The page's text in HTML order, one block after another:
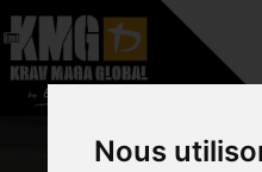
Nous